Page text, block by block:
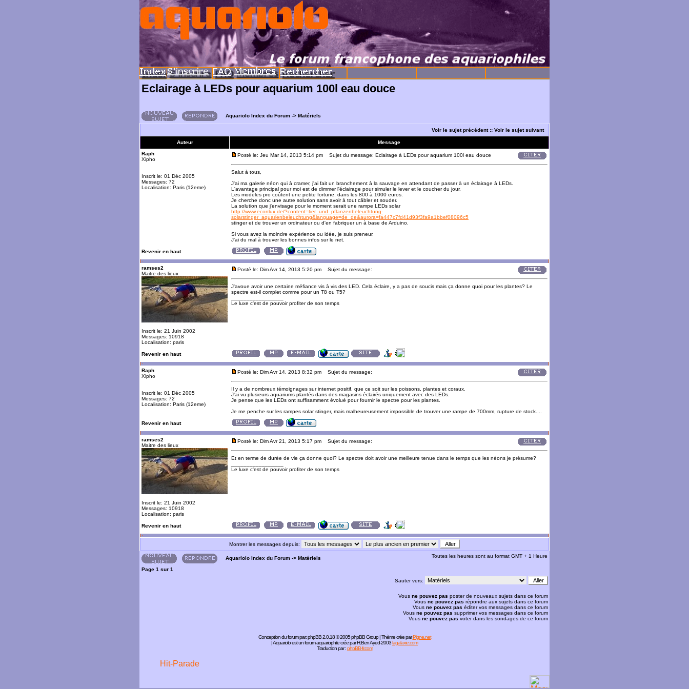
Eclairage à LEDs pour aquarium 100l eau douce
Aquariolo Index du Forum -> Matériels
Voir le sujet précédent:: Voir le sujet suivant
Auteur
Message
Raph
Xipho
Inscrit le: 01 Déc 2005
Messages: 72
Localisation: Paris (12eme)
Posté le: Jeu Mar 14, 2013 5:14 pm Sujet du message: Eclairage à LEDs pour aquarium 100l eau douce
Salut à tous,
J'ai ma galerie néon qui à cramer, j'ai fait un branchement à la sauvage en attendant de passer à un éclairage à LEDs.
L'avantage principal pour moi est de dimmer l'éclairage pour simuler le lever et le coucher du jour.
Les modèles pro coûtent une petite fortune, dans les 800 à 1000 euros.
Je cherche donc une autre solution sans avoir à tout câbler et souder.
La solution que j'envisage pour le moment serait une rampe LEDs solar
http://www.econlux.de/?content=tier_und_pflanzenbeleuchtung-
solarstinger_aquarienbeleuchtung&language=de_de&aurora=fa447c7fd41d93f3fa9a1bbef08096c5
stinger et de trouver un ordinateur ou d'en fabriquer un à base de Arduino.
Si vous avez la moindre expérience ou idée, je suis preneur.
J'ai du mal à trouver les bonnes infos sur le net.
Revenir en haut
ramses2
Maitre des lieux
Inscrit le: 21 Juin 2002
Messages: 10918
Localisation: paris
Posté le: Dim Avr 14, 2013 5:20 pm Sujet du message:
J'avoue avoir une certaine méfiance vis à vis des LED. Cela éclaire, y a pas de soucis mais ça donne quoi pour les plantes? Le
spectre est-il complet comme pour un T8 ou T5?
Le luxe c'est de pouvoir profiter de son temps
Revenir en haut
Raph
Xipho
Inscrit le: 01 Déc 2005
Messages: 72
Localisation: Paris (12eme)
Posté le: Dim Avr 14, 2013 8:32 pm Sujet du message:
Il y a de nombreux témoignages sur internet positif, que ce soit sur les poissons, plantes et coraux.
J'ai vu plusieurs aquariums plantés dans des magasins éclairés uniquement avec des LEDs.
Je pense que les LEDs ont suffisamment évolué pour fournir le spectre pour les plantes.
Je me penche sur les rampes solar stinger, mais malheureusement impossible de trouver une rampe de 700mm, rupture de stock....
Revenir en haut
ramses2
Maitre des lieux
Inscrit le: 21 Juin 2002
Messages: 10918
Localisation: paris
Posté le: Dim Avr 21, 2013 5:17 pm Sujet du message:
Et en terme de durée de vie ça donne quoi? Le spectre doit avoir une meilleure tenue dans le temps que les néons je présume?
Le luxe c'est de pouvoir profiter de son temps
Revenir en haut
Montrer les messages depuis:
Aquariolo Index du Forum -> Matériels Toutes les heures sont au format GMT + 1 Heure
Page 1 sur 1
Sauter vers:
Vous ne pouvez pas poster de nouveaux sujets dans ce forum
Vous ne pouvez pas répondre aux sujets dans ce forum
Vous ne pouvez pas éditer vos messages dans ce forum
Vous ne pouvez pas supprimer vos messages dans ce forum
Vous ne pouvez pas voter dans les sondages de ce forum
Conception du forum par:phpBB2.0.18 © 2005 phpBB Group | Thème crée parPigne.net
| Aquariolo est un forum aquariophile crée par H.Ben Ayed-2003lagalaxie.com
Traduction par :phpBB-fr.com